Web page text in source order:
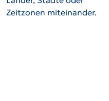
Zeitzonen miteinander.